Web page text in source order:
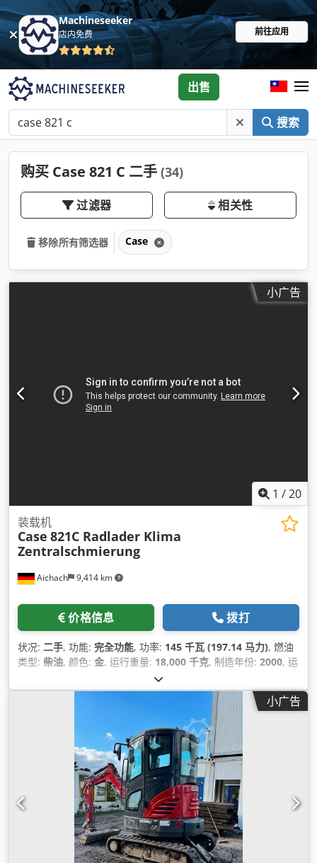
Machineseeker
店内免费 前往应用
搜索
出售
购买 Case 821 C 二手 (34)
过滤器 相关性
移除所有筛选器 Case
小广告
1 /20
Aichach 9,414 km
装载机
Case 821C Radlader Klima
Zentralschmierung
价格信息 拨打
状况: 二手, 功能: 完全功能, 功率: 145 千瓦 (197.14 马力), 燃油
类型: 柴油, 颜色: 金, 运行重量: 18,000 千克, 制造年份: 2000, 运
空调, 集中润滑系统, 驾驶室
小广告